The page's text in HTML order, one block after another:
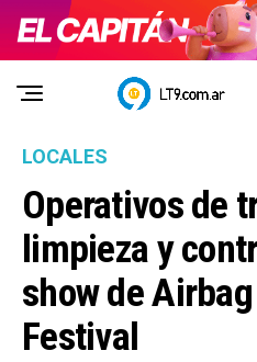
LOCALES
Operativos de
limpieza y
show de
Festival